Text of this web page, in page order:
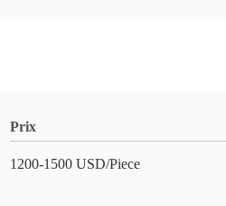
Prix
1200-1500 USD/Piece